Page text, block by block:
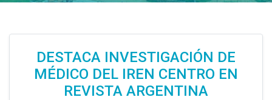
DESTACA INVESTIGACIÓN DE
MÉDICO DEL IREN CENTRO EN
REVISTA ARGENTINA